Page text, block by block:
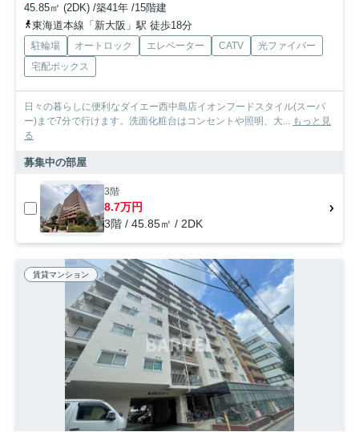
45.85㎡ (2DK) /築41年 /15階建
東海道本線「新大阪」駅 徒歩18分
駐輪場 オートロック エレベーター CATV
光ファイバー
宅配ボックス
日々の暮らしに便利なダイエー西中島店イオンフードスタイル(スーパ
ー)まで7分で行けます。洗面化粧台はコンセントや照明、大... もっと見
る
募集中の部屋
3階
8.7万円
3階 / 45.85㎡ / 2DK
賃貸マンション